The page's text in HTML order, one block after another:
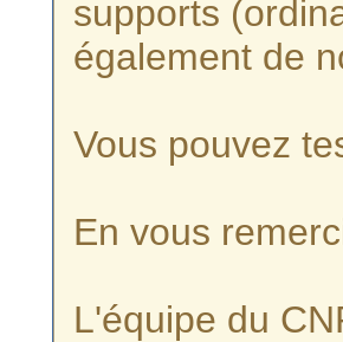
supports
également de
Vous pouvez
En vous
L'équipe du